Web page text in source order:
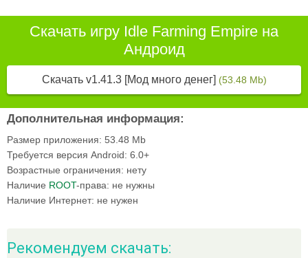
Скачать игру Idle Farming Empire на
Андроид
Скачать v1.41.3 [Мод много денег] (53.48 Mb)
Дополнительная информация:
Размер приложения: 53.48 Mb
Требуется версия Android: 6.0+
Возрастные ограничения: нету
Наличие ROOT-права: не нужны
Наличие Интернет: не нужен
Рекомендуем скачать: